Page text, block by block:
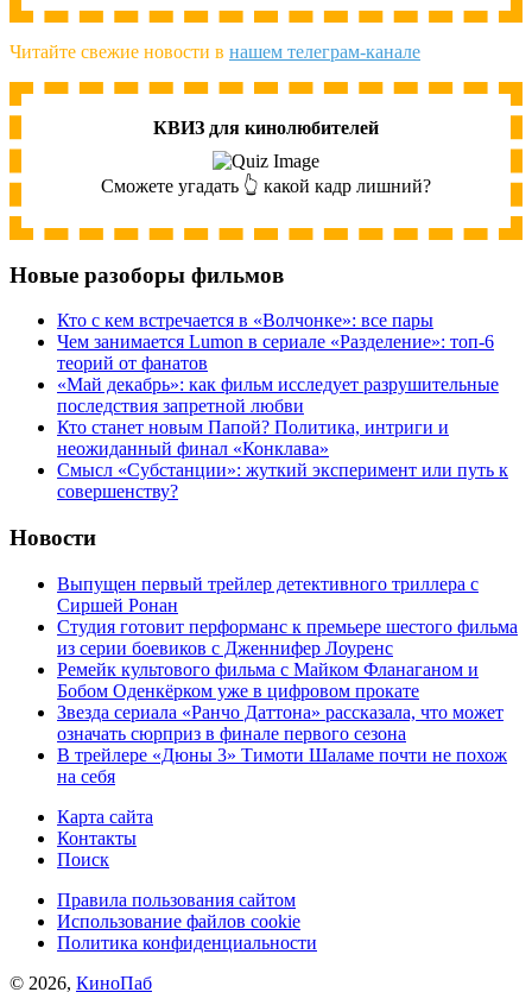
Читайте свежие новости в нашем телеграм-канале
КВИЗ для кинолюбителей
Сможете угадать 👆 какой кадр лишний?
Новые разоборы фильмов
Кто с кем встречается в «Волчонке»: все пары
Чем занимается Lumon в сериале «Разделение»: топ-6
теорий от фанатов
«Май декабрь»: как фильм исследует разрушительные
последствия запретной любви
Кто станет новым Папой? Политика, интриги и
неожиданный финал «Конклава»
Cмысл «Субстанции»: жуткий эксперимент или путь к
совершенству?
Новости
Выпущен первый трейлер детективного триллера с
Сиршей Ронан
Студия готовит перформанс к премьере шестого фильма
из серии боевиков с Дженнифер Лоуренс
Ремейк культового фильма с Майком Фланаганом и
Бобом Оденкёрком уже в цифровом прокате
Звезда сериала «Ранчо Даттона» рассказала, что может
означать сюрприз в финале первого сезона
В трейлере «Дюны 3» Тимоти Шаламе почти не похож
на себя
Карта сайта
Контакты
Поиск
Правила пользования сайтом
Использование файлов cookie
Политика конфиденциальности
© 2026, КиноПаб